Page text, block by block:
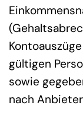
gültigen
sowie
nach